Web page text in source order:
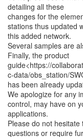
detailing all these
changes for the
stations thus updated
this added network.
Several samples are
Finally, the product
guide<https://
c-data/obs_station/
has been already
We apologize for any
control, may have on
applications.
Please do not
questions or require